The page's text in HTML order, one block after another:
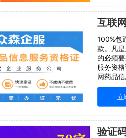
询；3
100%包
款。凡
的必须
服务资
网药品
案例枚立
验证